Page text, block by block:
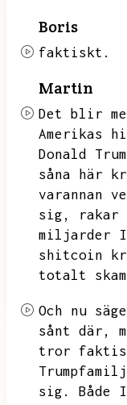
Boris
faktiskt.
Martin
Det blir
Amerikas
Donald
såna här
varannan
sig, rakar
miljarder I
shitcoin
totalt
Och nu
sånt där,
tror
sig.
Både